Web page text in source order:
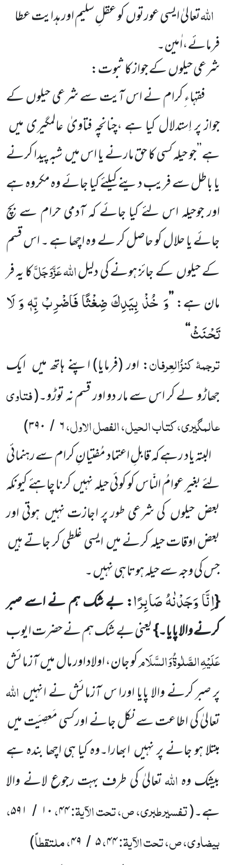
اللہتعالیٰ ایسی عورتوںکو عقلِ سلیم اور ہدایت عطا
فرمائے،اٰمین۔
شرعی حیلوںکے جواز کا ثبوت:
فقہاء ِکرام نے اس آیت سے شرعی حیلوںکے
جواز پر اِستدلال کیا ہے ،چنانچہ فتاویٰ عالمگیری میں
ہے’’جو حیلہ کسی کا حق مارنے یا اس میںشبہ پیدا کرنے
یا باطل سے فریب دینے کیلئے کیا جائے وہ مکروہ ہے
اور جوحیلہ اس لئے کیاجائے کہ آدمی حرام سے بچ
جائے یا حلال کو حاصل کر لے وہ اچھا ہے ۔ اس قسم
کے حیلوںکے جائز ہونے کی دلیلاللہعَزَّوَجَلَّکا یہ فر
مان ہے:’’وَ خُذْ بِیَدِكَ ضِغْثًا فَاضْرِبْ بِّهٖ وَ لَا
تَحْنَثْ‘‘
ترجمۂکنزُالعِرفان: اور(فرمایا)اپنے ہاتھ میں ایک
جھاڑولے کر اس سے مار دو اور قسم نہ توڑو۔(فتاوی
عالمگیری، کتاب الحیل، الفصل الاول،۶ / ۳۹۰)
البتہ یاد رہے کہ قابلِ اعتماد مُفتیانِ کرام سے رہنمائی
لئے بغیر عوامُ النّاس کو کوئی حیلہ نہیںکرنا چاہئے کیونکہ
بعض حیلوں کی شرعی طور پر اجازت نہیں ہوتی اور
بعض اوقات حیلہ کرنے میںایسی غلطی کر جاتے ہیں
جس کی وجہ سے حیلہ ہوتا ہی نہیں ۔
{اِنَّا وَجَدْنٰهُ صَابِرًا: بے شک ہم نے اسے صبر
کرنے والا پایا۔}یعنی بے شک ہم نے حضرت ایوب
عَلَیْہِالصَّلٰوۃُوَالسَّلَامکو جان، اولاد اور مال میںآزمائش
پر صبر کرنے والا پایا اورا س آزمائش نے انہیںاللہ
تعالیٰ کی اطاعت سے نکل جانےاورکسی مَعصِیَت میں
مبتلا ہو جانے پر نہیںابھارا۔وہ کیا ہی اچھا بندہ ہے
بیشک وہاللہتعالیٰ کی طرف بہت رجوع لانےوالا
ہے۔(تفسیرطبری، ص، تحت الآیۃ:۴۴،۱۰ / ۵۹۱،
بیضاوی، ص، تحت الآیۃ:۴۴،۵ / ۴۹، ملتقطاً)